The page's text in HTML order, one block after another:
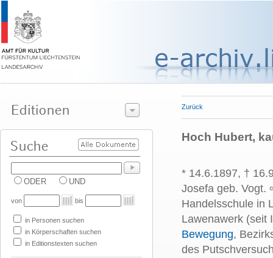
ODER UND
von bis
in Personen suchen
in Körperschaften suchen
in Editionstexten suchen
Zurück
Hoch Hubert,
* 14.6.1897, †
Josefa geb. Vogt.
Handelsschule in
Lawenawerk (seit
Bewegung,
des